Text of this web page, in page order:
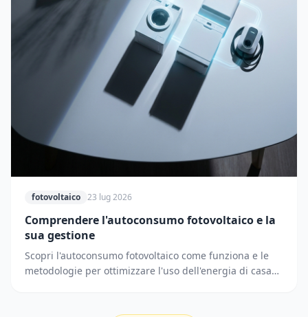
fotovoltaico 23 lug 2026
Comprendere l'autoconsumo fotovoltaico e la
sua gestione
Scopri l'autoconsumo fotovoltaico come funziona e le
metodologie per ottimizzare l'uso dell'energia di casa